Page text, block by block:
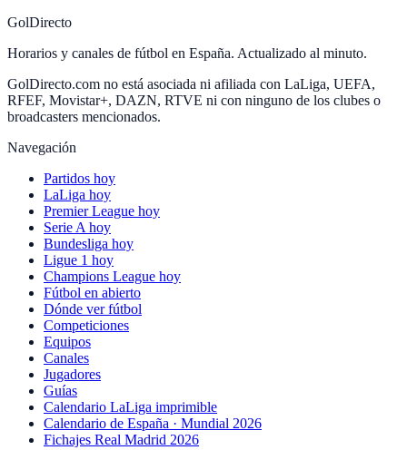
GolDirecto
Horarios y canales de fútbol en España. Actualizado al minuto.
GolDirecto.com no está asociada ni afiliada con LaLiga, UEFA,
RFEF, Movistar+, DAZN, RTVE ni con ninguno de los clubes o
broadcasters mencionados.
Navegación
Partidos hoy
LaLiga hoy
Premier League hoy
Serie A hoy
Bundesliga hoy
Ligue 1 hoy
Champions League hoy
Fútbol en abierto
Dónde ver fútbol
Competiciones
Equipos
Canales
Jugadores
Guías
Calendario LaLiga imprimible
Calendario de España · Mundial 2026
Fichajes Real Madrid 2026